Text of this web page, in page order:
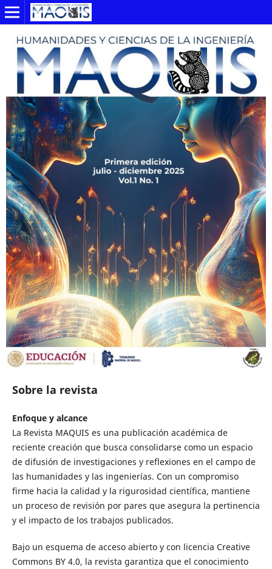
Sobre la revista
Enfoque y alcance
La Revista MAQUIS es una publicación académica de
reciente creación que busca consolidarse como un espacio
de difusión de investigaciones y reflexiones en el campo de
las humanidades y las ingenierías. Con un compromiso
firme hacia la calidad y la rigurosidad científica, mantiene
un proceso de revisión por pares que asegura la pertinencia
y el impacto de los trabajos publicados.
Bajo un esquema de acceso abierto y con licencia Creative
Commons BY 4.0, la revista garantiza que el conocimiento